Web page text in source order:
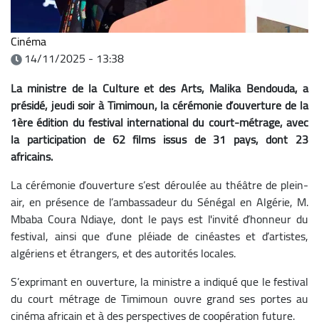
Cinéma
14/11/2025 - 13:38
La ministre de la Culture et des Arts, Malika Bendouda, a
présidé, jeudi soir à Timimoun, la cérémonie d’ouverture de la
1ère édition du festival international du court-métrage, avec
la participation de 62 films issus de 31 pays, dont 23
africains.
La cérémonie d’ouverture s’est déroulée au théâtre de plein-
air, en présence de l’ambassadeur du Sénégal en Algérie, M.
Mbaba Coura Ndiaye, dont le pays est l'invité d’honneur du
festival, ainsi que d’une pléiade de cinéastes et d’artistes,
algériens et étrangers, et des autorités locales.
S’exprimant en ouverture, la ministre a indiqué que le festival
du court métrage de Timimoun ouvre grand ses portes au
cinéma africain et à des perspectives de coopération future.